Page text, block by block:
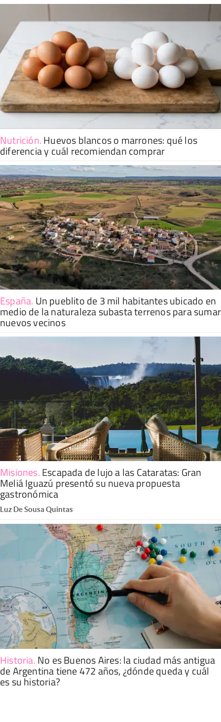
Nutrición.Huevos blancos o marrones: qué los
diferencia y cuál recomiendan comprar
España. Un pueblito de 3 mil habitantes ubicado en
medio de la naturaleza subasta terrenos para sumar
nuevos vecinos
Misiones.Escapada de lujo a las Cataratas: Gran
Meliá Iguazú presentó su nueva propuesta
gastronómica
Luz De Sousa Quintas
Historia.No es Buenos Aires: la ciudad más antigua
de Argentina tiene 472 años, ¿dónde queda y cuál
es su historia?